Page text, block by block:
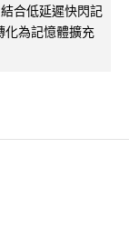
合低延遲快閃記
化為記憶體擴充